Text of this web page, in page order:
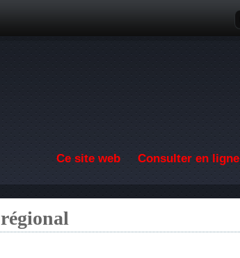
Ce site web Consulter en ligne